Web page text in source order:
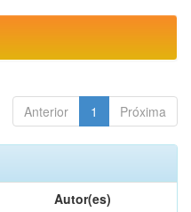
Anterior 1 Próxima
Autor(es)